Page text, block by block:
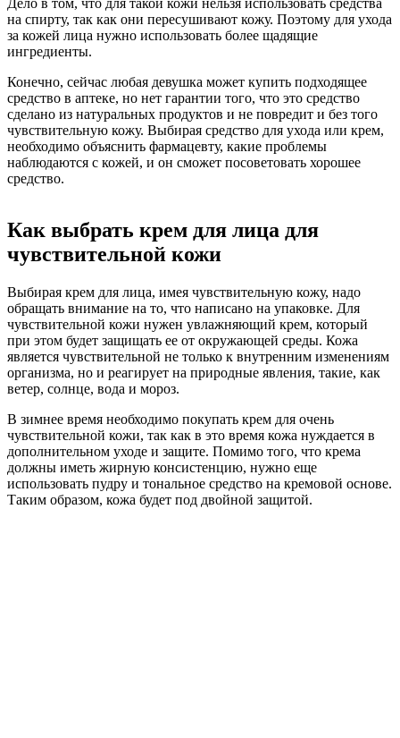
на спирту, так как они пересушивают кожу. Поэтому для ухода
за кожей лица нужно использовать более щадящие
ингредиенты.
Конечно, сейчас любая девушка может купить подходящее
средство в аптеке, но нет гарантии того, что это средство
сделано из натуральных продуктов и не повредит и без того
чувствительную кожу. Выбирая средство для ухода или крем,
необходимо объяснить фармацевту, какие проблемы
наблюдаются с кожей, и он сможет посоветовать хорошее
средство.
Как выбрать крем для лица для
чувствительной кожи
Выбирая крем для лица, имея чувствительную кожу, надо
обращать внимание на то, что написано на упаковке. Для
чувствительной кожи нужен увлажняющий крем, который
при этом будет защищать ее от окружающей среды. Кожа
является чувствительной не только к внутренним изменениям
организма, но и реагирует на природные явления, такие, как
ветер, солнце, вода и мороз.
В зимнее время необходимо покупать крем для очень
чувствительной кожи, так как в это время кожа нуждается в
дополнительном уходе и защите. Помимо того, что крема
должны иметь жирную консистенцию, нужно еще
использовать пудру и тональное средство на кремовой основе.
Таким образом, кожа будет под двойной защитой.